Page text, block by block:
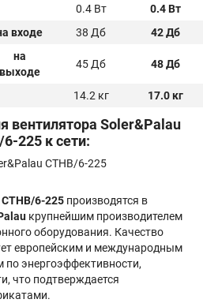
0.4 Вт 0.4 Вт
входе 38 Дб
42 Дб
на
выходе
45 Дб 48 Дб
14.2 кг 17.0 кг
вентилятора Soler&Palau
6-225 к сети:
6-225 производятся в
крупнейшим производителем
оборудования. Качество
европейским и международным
по энергоэффективности,
что подтверждается